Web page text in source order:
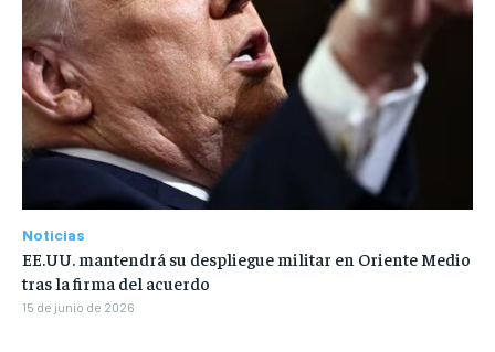
Noticias
EE.UU. mantendrá su despliegue militar en Oriente Medio
tras la firma del acuerdo
15 de junio de 2026